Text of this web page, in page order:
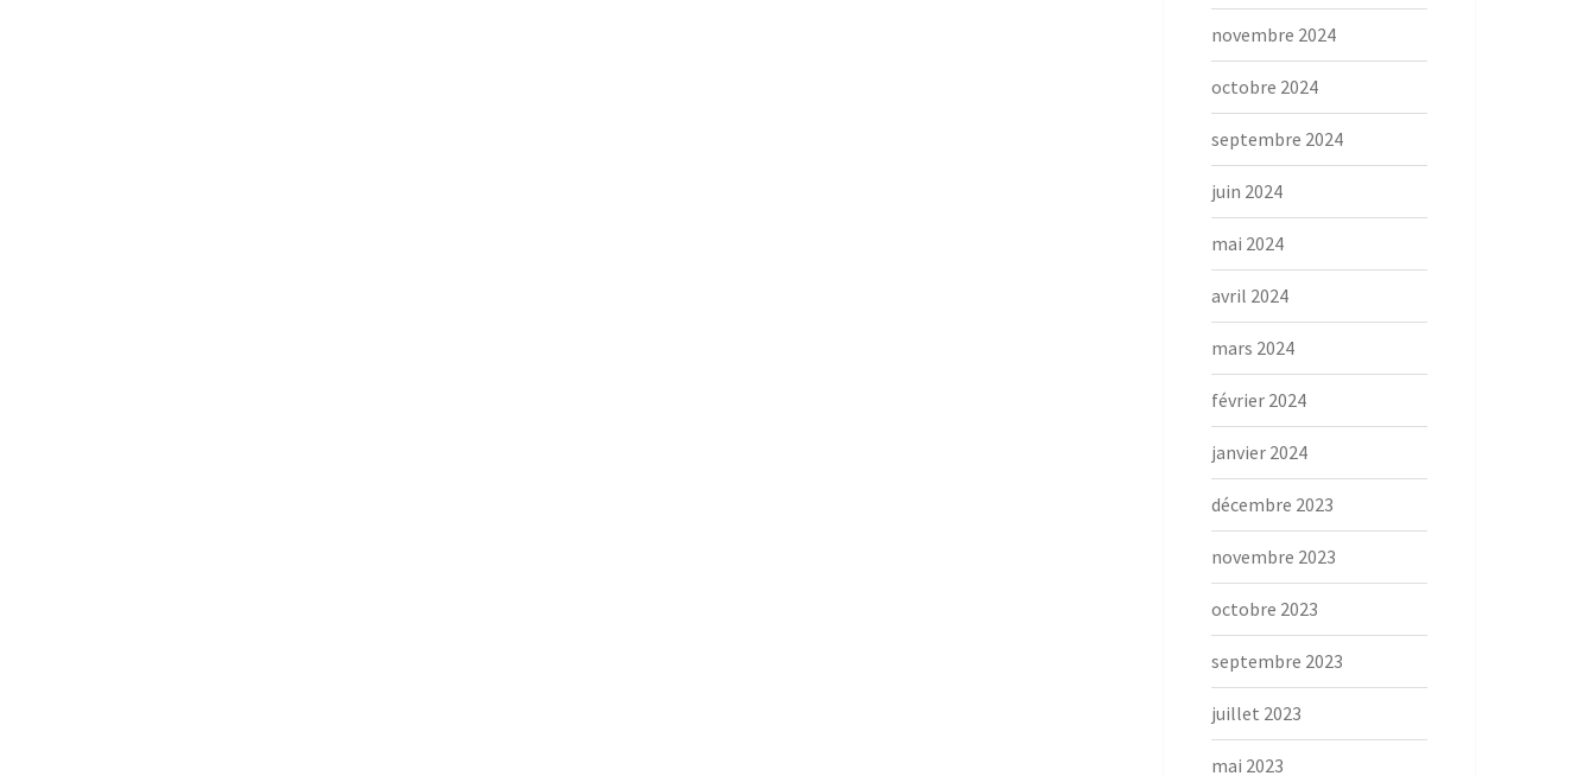
novembre 2024
octobre 2024
septembre 2024
juin 2024
mai 2024
avril 2024
mars 2024
février 2024
janvier 2024
décembre 2023
novembre 2023
octobre 2023
septembre 2023
juillet 2023
mai 2023